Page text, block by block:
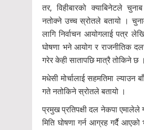
तर, विहीबारको क्याबिनेटले
नतोक्ने उच्च स्रोतले बतायो ।
लागि निर्वाचन आयोगलाई पत्र
घोषणा भने आयोग र राजनीतिक
गरेर केही सातापछि मात्रै तोकिने छ ।
मधेसी मोर्चालाई सहमतिमा ल्याउन
गते नतोकिने स्रोतले बतायो ।
प्रमुख प्रतिपक्षी दल नेकपा
मिति घोषणा गर्न आग्रह गर्दै